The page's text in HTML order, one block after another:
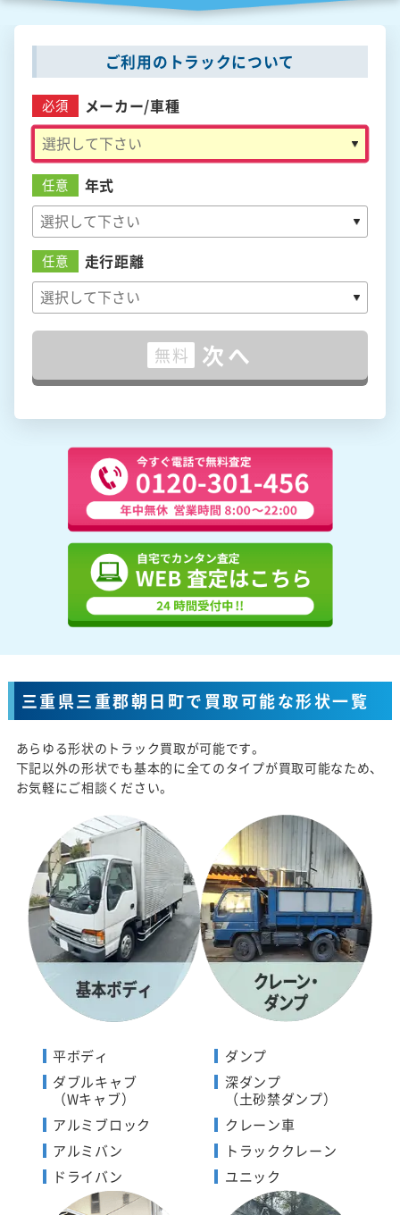
ご利用のトラックについて
必須 メーカー/車種
任意 年式
任意 走行距離
無料 次へ
三重県三重郡朝日町で買取可能な形状一覧
あらゆる形状のトラック買取が可能です。
下記以外の形状でも基本的に全てのタイプが買取可能なため、
お気軽にご相談ください。
平ボディ
ダブルキャブ
（Wキャブ）
アルミブロック
アルミバン
ドライバン
ダンプ
深ダンプ
（土砂禁ダンプ）
クレーン車
トラッククレーン
ユニック